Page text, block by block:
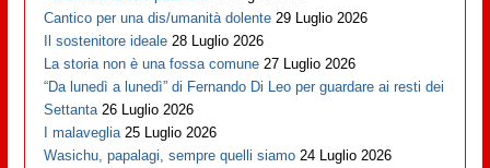
Cantico per una dis/umanità dolente 29 Luglio 2026
Il sostenitore ideale 28 Luglio 2026
La storia non è una fossa comune 27 Luglio 2026
“Da lunedì a lunedì” di Fernando Di Leo per guardare ai resti dei
Settanta 26 Luglio 2026
I malaveglia 25 Luglio 2026
Wasichu, papalagi, sempre quelli siamo 24 Luglio 2026